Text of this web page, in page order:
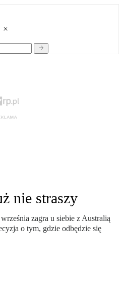
nie straszy
zagra u siebie z Australią
o tym, gdzie odbędzie się